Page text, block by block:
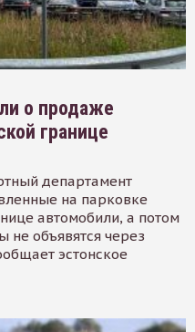
о продаже
границе
департамент
на парковке
автомобили, а потом
не объявятся через
эстонское